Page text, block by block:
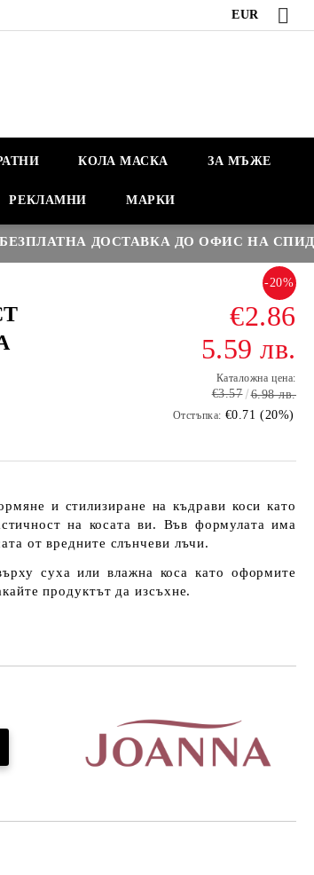
EUR
КОЛА МАСКА ЗА МЪЖЕ
РЕКЛАМНИ МАРКИ
ДОСТАВКА ДО ОФИС НА СПИДИ
-20%
€2.86
5.59 лв.
Каталожна цена:
€3.57 6.98 лв.
Отстъпка: €0.71 (20%)
и стилизиране на къдрави коси като
на косата ви. Във формулата има
от вредните слънчеви лъчи.
суха или влажна коса като оформите
продуктът да изсъхне.